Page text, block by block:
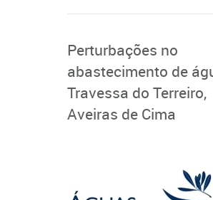
Perturbações no
abastecimento de
Travessa do Terreiro,
Aveiras de Cima